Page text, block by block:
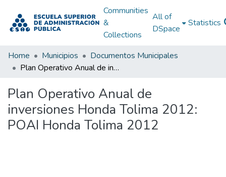
Communities
&
Collections
All of
DSpace
Statistics
Home Municipios
Documentos Municipales
Plan Operativo Anual de inversiones Honda Tolima 2012: POAI Honda Tolima 2012
Plan Operativo Anual de
inversiones Honda Tolima 2012:
POAI Honda Tolima 2012